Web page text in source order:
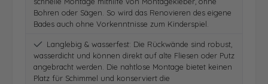
Bohren oder Sägen. So wird das Renovieren des eigene
Bades auch ohne Vorkenntnisse zum Kinderspiel.
Langlebig & wasserfest: Die Rückwände sind robust,
wasserdicht und können direkt auf alte Fliesen oder Putz
angebracht werden. Die nahtlose Montage bietet keinen
Platz für Schimmel und konserviert die